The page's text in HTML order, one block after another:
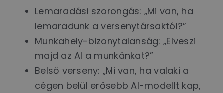
Lemaradási szorongás: „Mi van, ha
lemaradunk a versenytársaktól?”
Munkahely-bizonytalanság: „Elveszi
majd az AI a munkánkat?”
Belső verseny: „Mi van, ha valaki a
cégen belül erősebb AI-modellt kap,